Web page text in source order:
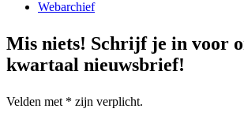
Webarchief
Mis niets! Schrijf je in voor
kwartaal nieuwsbrief!
Velden met * zijn verplicht.